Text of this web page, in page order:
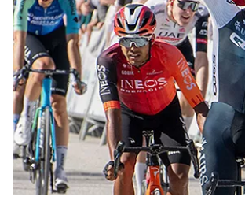
Balonmano
Kirolak 360
Atletismo
Carreras de montaña
Más deportes